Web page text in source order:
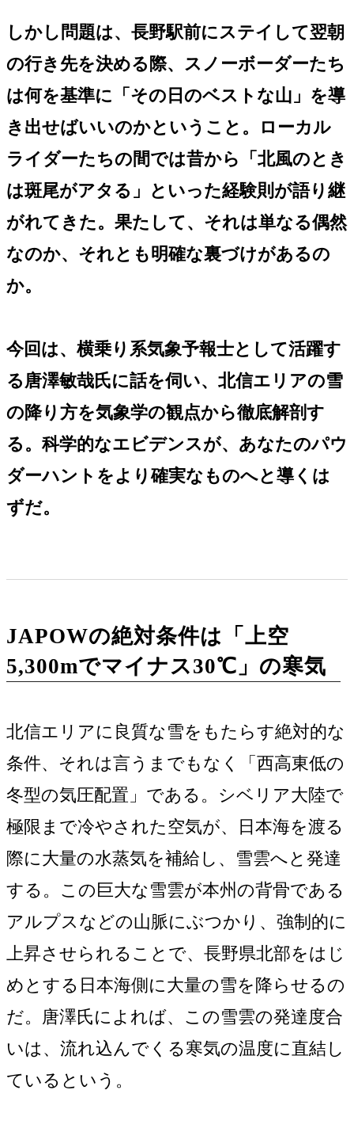
しかし問題は、長野駅前にステイして翌朝
の行き先を決める際、スノーボーダーたち
は何を基準に「その日のベストな山」を導
き出せばいいのかということ。ローカル
ライダーたちの間では昔から「北風のとき
は斑尾がアタる」といった経験則が語り継
がれてきた。果たして、それは単なる偶然
なのか、それとも明確な裏づけがあるの
か。
今回は、横乗り系気象予報士として活躍す
る唐澤敏哉氏に話を伺い、北信エリアの雪
の降り方を気象学の観点から徹底解剖す
る。科学的なエビデンスが、あなたのパウ
ダーハントをより確実なものへと導くは
ずだ。
JAPOWの絶対条件は「上空
5,300mでマイナス30℃」の寒気
北信エリアに良質な雪をもたらす絶対的な
条件、それは言うまでもなく「西高東低の
冬型の気圧配置」である。シベリア大陸で
極限まで冷やされた空気が、日本海を渡る
際に大量の水蒸気を補給し、雪雲へと発達
する。この巨大な雪雲が本州の背骨である
アルプスなどの山脈にぶつかり、強制的に
上昇させられることで、長野県北部をはじ
めとする日本海側に大量の雪を降らせるの
だ。唐澤氏によれば、この雪雲の発達度合
いは、流れ込んでくる寒気の温度に直結し
ているという。